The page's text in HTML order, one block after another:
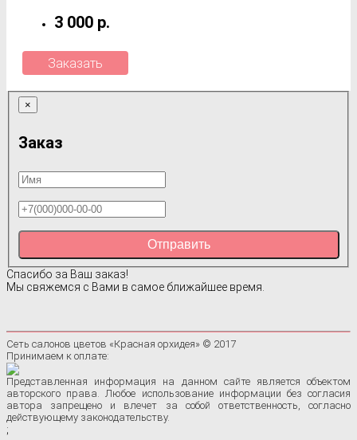
3 000 р.
Заказать
×
Заказ
Отправить
Спасибо за Ваш заказ!
Мы свяжемся с Вами в самое ближайшее время.
Сеть салонов цветов «Красная орхидея» © 2017
Принимаем к оплате:
Представленная информация на данном сайте является объектом
авторского права. Любое использование информации без согласия
автора запрещено и влечет за собой ответственность, согласно
действующему законодательству.
;